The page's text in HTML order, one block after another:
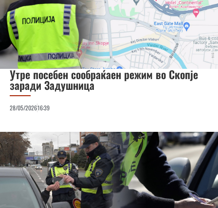
Утре посебен сообраќаен режим во Скопје
заради Задушница
28/05/202616:39